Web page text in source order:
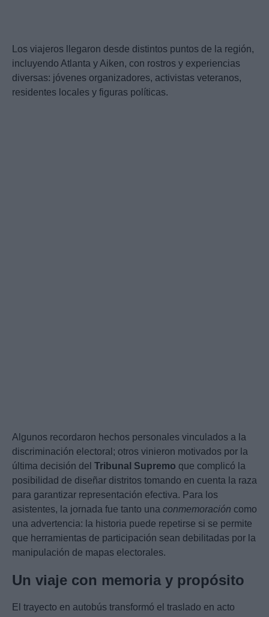
Los viajeros llegaron desde distintos puntos de la región,
incluyendo Atlanta y Aiken, con rostros y experiencias
diversas: jóvenes organizadores, activistas veteranos,
residentes locales y figuras políticas.
Algunos recordaron hechos personales vinculados a la
discriminación electoral; otros vinieron motivados por la
última decisión del Tribunal Supremo que complicó la
posibilidad de diseñar distritos tomando en cuenta la raza
para garantizar representación efectiva. Para los
asistentes, la jornada fue tanto una conmemoración como
una advertencia: la historia puede repetirse si se permite
que herramientas de participación sean debilitadas por la
manipulación de mapas electorales.
Un viaje con memoria y propósito
El trayecto en autobús transformó el traslado en acto